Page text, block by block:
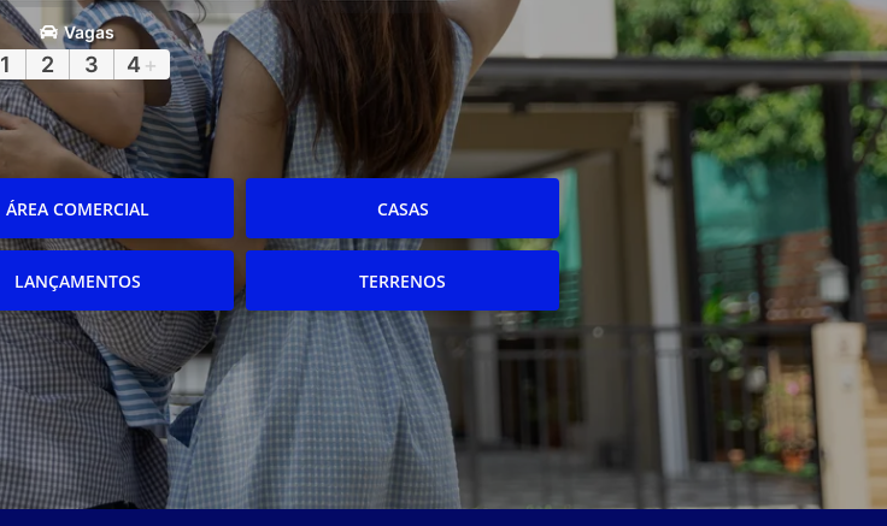
Vagas
1 2 3 4 +
ÁREA COMERCIAL CASAS
LANÇAMENTOS TERRENOS